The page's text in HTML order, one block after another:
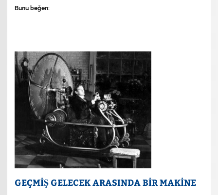
Bunu beğen:
GEÇMİŞ GELECEK ARASINDA BİR MAKİNE